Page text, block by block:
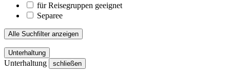
für Reisegruppen geeignet
Separee
Alle Suchfilter anzeigen
Unterhaltung
Unterhaltung schließen